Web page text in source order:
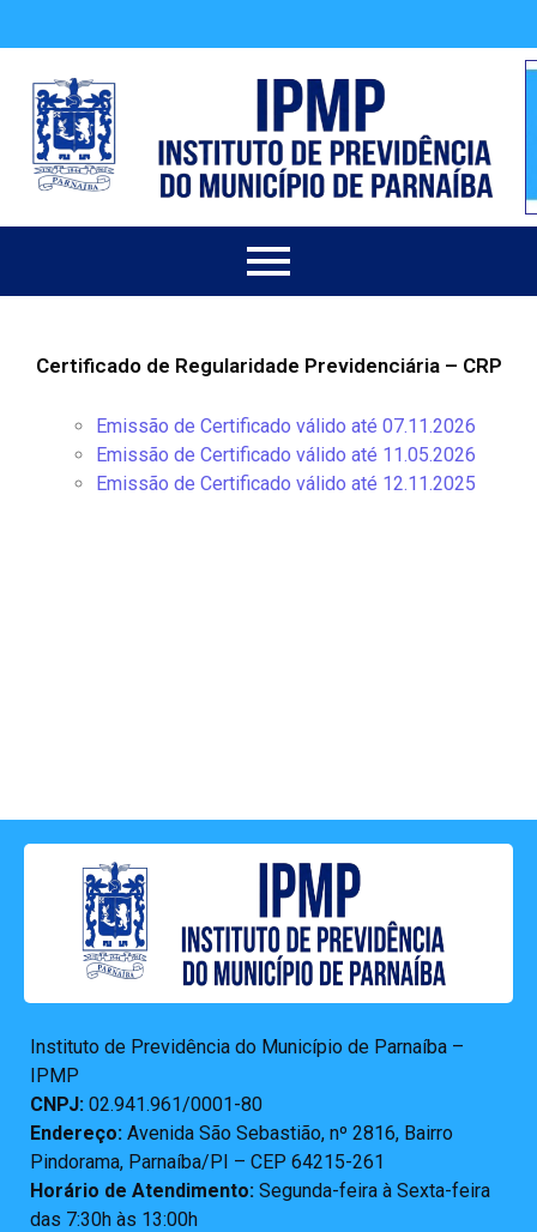
Certificado de Regularidade Previdenciária – CRP
Emissão de Certificado válido até 07.11.2026
Emissão de Certificado válido até 11.05.2026
Emissão de Certificado válido até 12.11.2025
Instituto de Previdência do Município de Parnaíba –
IPMP
CNPJ: 02.941.961/0001-80
Endereço: Avenida São Sebastião, nº 2816, Bairro
Pindorama, Parnaíba/PI – CEP 64215-261
Horário de Atendimento: Segunda-feira à Sexta-feira
das 7:30h às 13:00h